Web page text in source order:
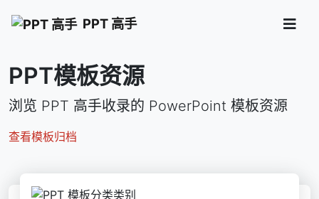
PPT 高手
PPT模板资源
浏览 PPT 高手收录的 PowerPoint 模板资源
查看模板归档